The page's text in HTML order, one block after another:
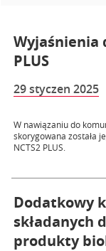
Wyjaśnienia
PLUS
29 styczen 2025
W nawiązaniu do
skorygowana została
NCTS2 PLUS.
Dodatkowy
składanych
produkty